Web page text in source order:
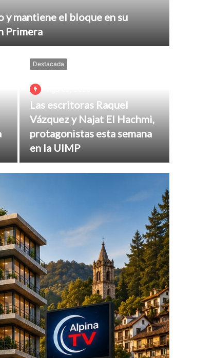
y mantiene el bloque en su
Primera
Destacada
Las escritoras Raquel
Vázquez y Najat El Hachmi,
protagonistas esta semana
en la UIMP